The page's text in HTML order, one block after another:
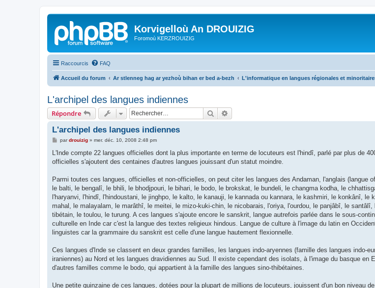
Korvigelloù An DROUIZIG
Foromoù KERZROUIZIG
Raccourcis FAQ
Accueil du forum Ar stlenneg hag ar yezhoù bihan er bed a-bezh L'informatique en langues régionales et
L'archipel des langues indiennes
Répondre Rechercher
L'archipel des langues indiennes
M
s
a
pardrouizig» mer. déc. 10, 2008 2:48 pm
L'Inde compte 22 langues officielles dont la plus importante en terme de locuteurs est l'hindî, parlé par plus de
officielles s'ajoutent des centaines d'autres langues jouissant d'un statut moindre.
Parmi toutes ces langues, officielles et non-officielles, on peut citer les langues des Andaman, l'anglais (langue
le balti, le bengalî, le bhili, le bhodjpouri, le bihari, le bodo, le brokskat, le bundeli, le changma kodha, le
l'haryanvi, l'hindî, l'hindoustani, le jinghpo, le kalto, le kanauji, le kannada ou kannara, le kashmiri, le konkânî, le
mahal, le malayalam, le marâthî, le meitei, le mizo-kuki-chin, le nicobarais, l'oriya, l'ourdou, le panjâbî, le
tibétain, le toulou, le turung. A ces langues s'ajoute encore le sanskrit, langue autrefois parlée dans le sous-
culturelle en Inde car c'est la langue des textes religieux hindous. Langue de culture à l'image du latin en
linguistes car la grammaire du sanskrit est celle d'une langue hautement flexionnelle.
Ces langues d'Inde se classent en deux grandes familles, les langues indo-aryennes (famille des langues indo-
iraniennes) au Nord et les langues dravidiennes au Sud. Il existe cependant des isolats, à l'image du basque en
d'autres familles comme le bodo, qui appartient à la famille des langues sino-thibétaines.
Une petite quinzaine de ces langues, dotées pour la plupart de millions de locuteurs, jouissent d'un bon niveau